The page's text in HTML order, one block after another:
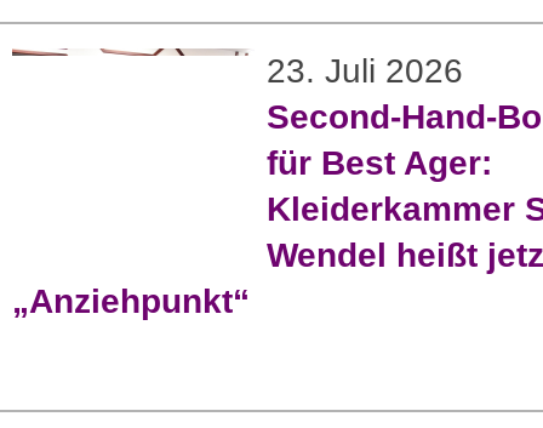
23. Juli 2026
Second-Hand-
für Best Ager:
Kleiderkammer
Wendel heißt
„Anziehpunkt“